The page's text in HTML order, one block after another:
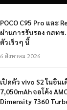
POCO C95 Pro และ
ผ่านการรับรอง กสทช
ตัวเร็วๆ นี้
6 สิงหาคม 2026
เปิดตัว vivo S2 ในอิน
7,050mAh จอโค้ง
Dimensity 7360